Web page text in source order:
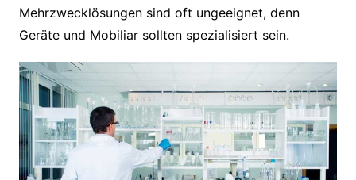
Mehrzwecklösungen sind oft ungeeignet, denn
Geräte und Mobiliar sollten spezialisiert sein.